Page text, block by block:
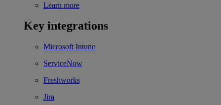
Learn more
Key integrations
Microsoft Intune
ServiceNow
Freshworks
Jira